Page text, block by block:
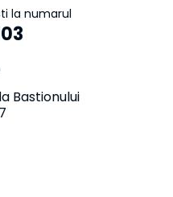
la numarul
Bastionului